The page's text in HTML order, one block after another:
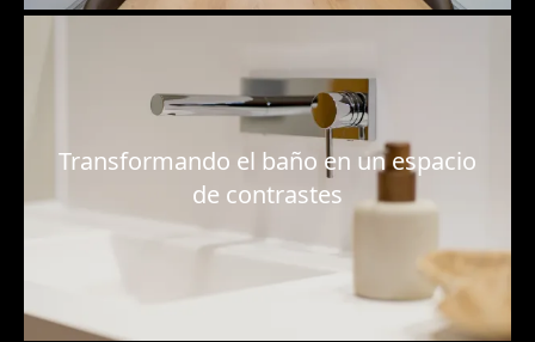
Transformando el baño en un espacio
de contrastes